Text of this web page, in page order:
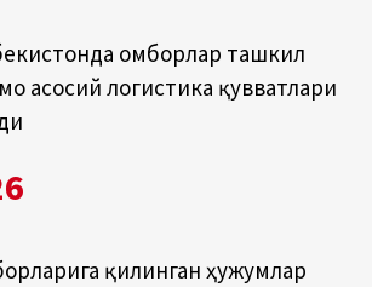
омборлар ташкил
асосий логистика қувватлари
қилинган ҳужумлар